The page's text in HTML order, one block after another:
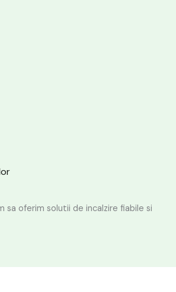
sa oferim solutii de incalzire fiabile si